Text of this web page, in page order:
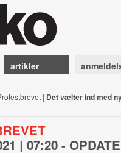
artikler
| Det vælter ind med
| 07:20 -